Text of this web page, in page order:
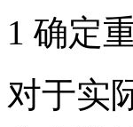
1 确定
对于实